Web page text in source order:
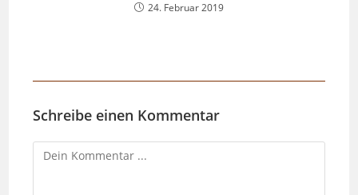
24. Februar 2019
Schreibe einen Kommentar
Kommentieren